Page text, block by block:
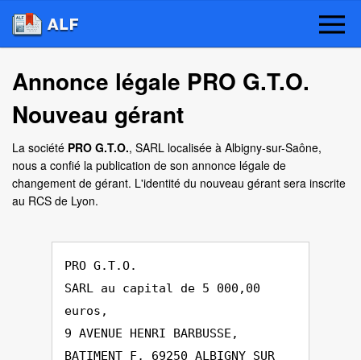
Annonce légale PRO G.T.O.
Nouveau gérant
La société PRO G.T.O., SARL localisée à Albigny-sur-Saône,
nous a confié la publication de son annonce légale de
changement de gérant. L'identité du nouveau gérant sera inscrite
au RCS de Lyon.
PRO G.T.O.
SARL au capital de 5 000,00
euros,
9 AVENUE HENRI BARBUSSE,
BATIMENT F, 69250 ALBIGNY SUR